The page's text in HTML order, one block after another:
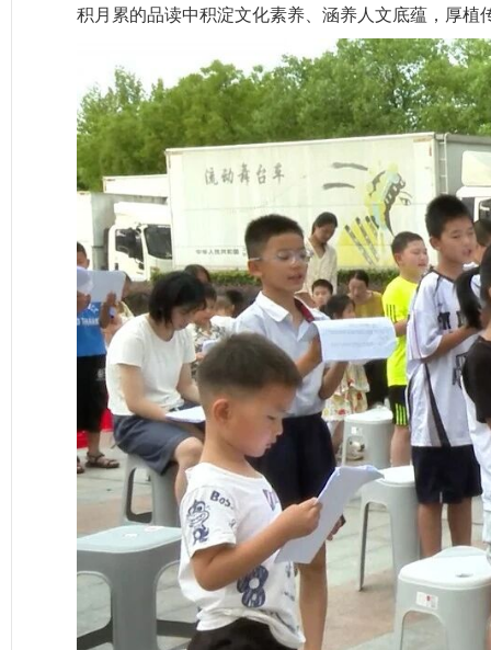
积月累的品读中积淀文化素养、涵养人文底蕴，厚植